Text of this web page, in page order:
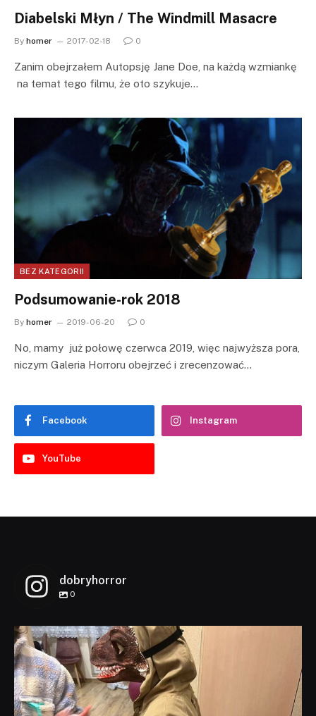
Diabelski Młyn / The Windmill Masacre
By homer 2017-02-18 0
Zanim obejrzałem Autopsję Jane Doe, na każdą wzmiankę
na temat tego filmu, że oto szykuje…
BEZ KATEGORII
Podsumowanie-rok 2018
By homer 2019-06-20 0
No, mamy już połowę czerwca 2019, więc najwyższa pora,
niczym Galeria Horroru obejrzeć i zrecenzować…
Facebook Instagram
YouTube
dobryhorror
0
dobryhorror
Lis 1